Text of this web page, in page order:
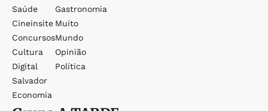
Saúde
Cineinsite
Concursos
Cultura
Digital
Salvador
Economia
Gastronomia
Muito
Mundo
Opinião
Política